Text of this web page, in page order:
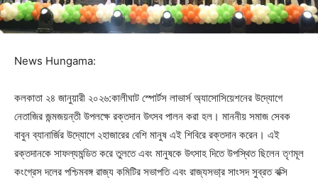
News Hungama:
কলকাতা ২৪ জানুয়ারী ২০২৬:কালীঘাট স্পোর্টস লাভার্স অ্যাসোসিয়েশনের উদ্যোগে
নেতাজির জন্মজয়ন্তী উপলক্ষে রক্তদান উৎসব পালন করা হল। মাননীয় সমাজ সেবক
বাবুন ব্যানার্জির উদ্যোগে ২হাজারের বেশি মানুষ এই শিবিরে রক্তদান করেন। এই
রক্তদানকে সাফল্যমন্ডিত করে তুলতে এবং মানুষকে উৎসাহ দিতে উপস্থিত ছিলেন তৃণমূল
কংগ্রেস দলের পশ্চিমবঙ্গ রাজ্য কমিটির সভাপতি এবং রাজ্যসভা্র সাংসদ সুব্রত বক্সি